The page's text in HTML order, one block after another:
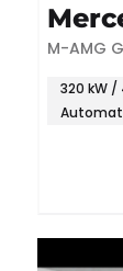
M-AMG
320 kW /